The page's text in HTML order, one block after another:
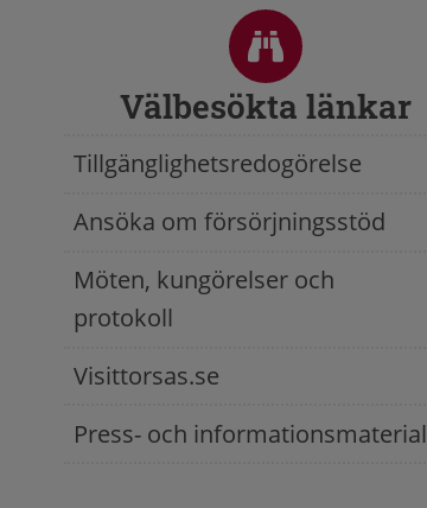
Välbesökta länkar
Tillgänglighetsredogörelse
Ansöka om försörjningsstöd
Möten, kungörelser och
protokoll
Visittorsas.se
Press- och informationsmaterial